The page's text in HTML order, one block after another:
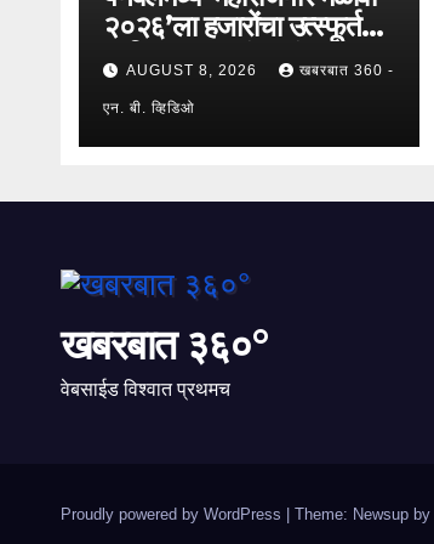
२०२६’ला हजारोंचा उत्स्फूर्त
प्रतिसाद; ६४ कंपन्यांचा
सहभाग; २५०२ उमेदवारांनी
घेतला लाभ !
AUGUST 8, 2026 खबरबात 360 -
एन. बी. व्हिडिओ
खबरबात ३६०°
वेबसाईड विश्वात प्रथमच
Proudly powered by WordPress Theme: Newsup by